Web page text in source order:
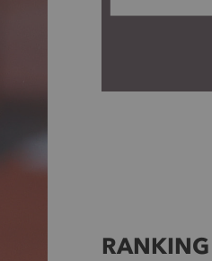
RANKING